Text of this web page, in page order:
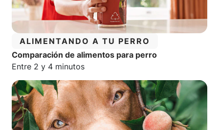
CATEGORÍA:
ALIMENTANDO A TU PERRO
Comparación de alimentos para perro
Tiempo estimado de lectura:
Entre 2 y 4 minutos